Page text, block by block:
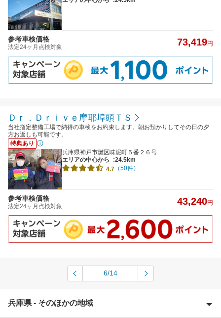
参考車検価格
法定24ヶ月点検対象 73,419円
Ｄｒ．Ｄｒｉｖｅ摩耶埠頭ＴＳ
当社指定整備工場で納得の車検をお約束します。朝お預かりしてその日の夕
方お返しも可能です。
特典あり
兵庫県神戸市灘区味泥町５番２６号
エリアの中心から
:24.5km
4.7 （50件）
参考車検価格
法定24ヶ月点検対象 43,240円
6/14
兵庫県 - そのほかの地域